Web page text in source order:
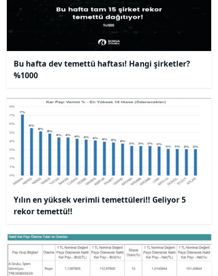
Bu hafta dev temettü haftası! Hangi şirketler?
%1000
Yılın en yüksek verimli temettüleri!! Geliyor 5
rekor temettü!!